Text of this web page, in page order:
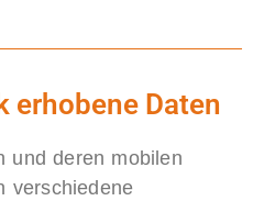
erhobene Daten
und deren mobilen
verschiedene